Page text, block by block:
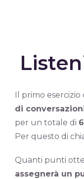
Il primo esercizio
di
per un totale di
Per questo di
Quanti punti
assegnerà un